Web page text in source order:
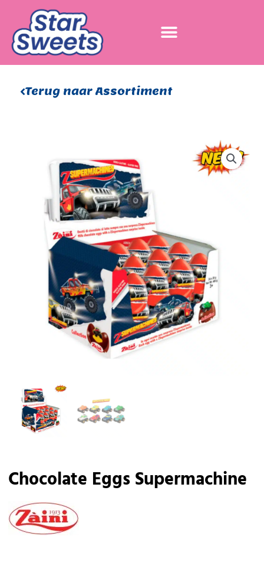
inhoud
Terug naar Assortiment
Chocolate Eggs Supermachine